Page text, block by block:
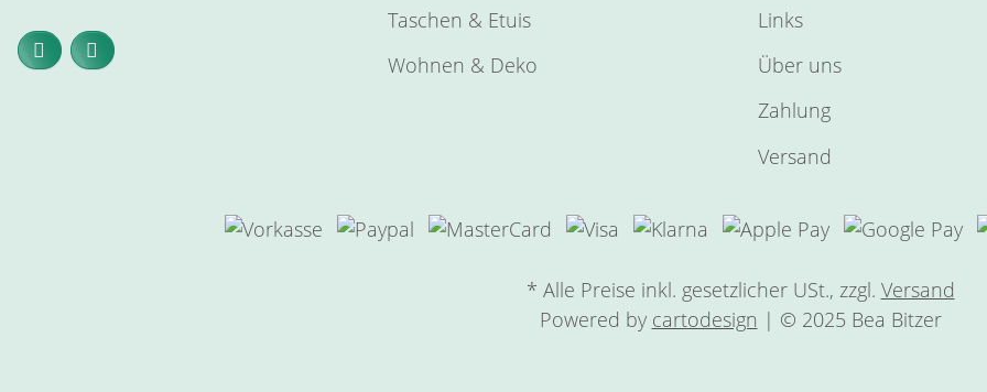
Taschen & Etuis
Wohnen & Deko
Links
Über uns
Zahlung
Versand
* Alle Preise inkl. gesetzlicher USt., zzgl. Versand
Powered by cartodesign | © 2025 Bea Bitzer